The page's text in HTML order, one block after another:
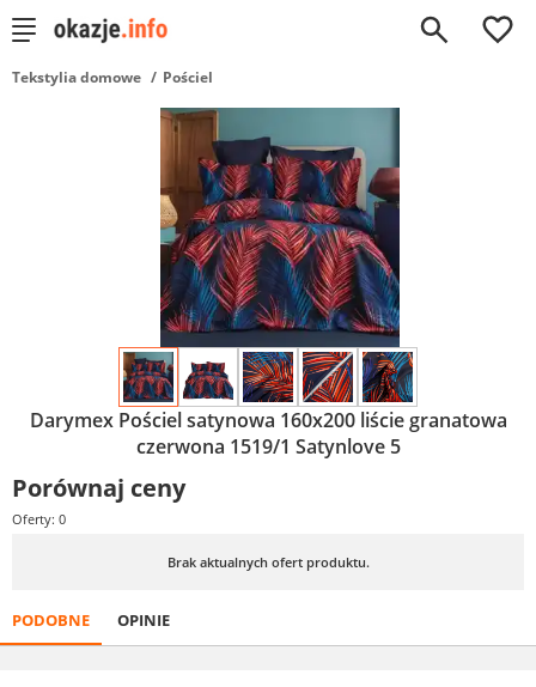
0
Tekstylia domowe Pościel
Darymex Pościel satynowa 160x200 liście granatowa
czerwona 1519/1 Satynlove 5
Porównaj ceny
Oferty: 0
Brak aktualnych ofert produktu.
PODOBNE OPINIE